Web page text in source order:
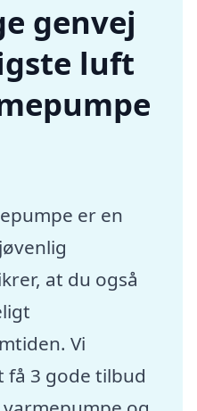
genvej
luft
er en
at du også
Vi
3 gode tilbud